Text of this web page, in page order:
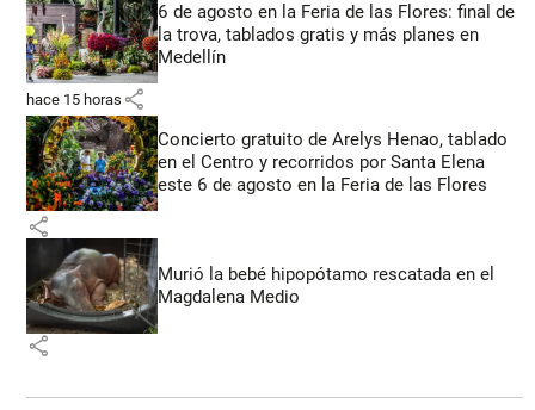
6 de agosto en la Feria de las Flores: final de
la trova, tablados gratis y más planes en
Medellín
hace 15 horas share
Concierto gratuito de Arelys Henao, tablado
en el Centro y recorridos por Santa Elena
este 6 de agosto en la Feria de las Flores
share
Murió la bebé hipopótamo rescatada en el
Magdalena Medio
share